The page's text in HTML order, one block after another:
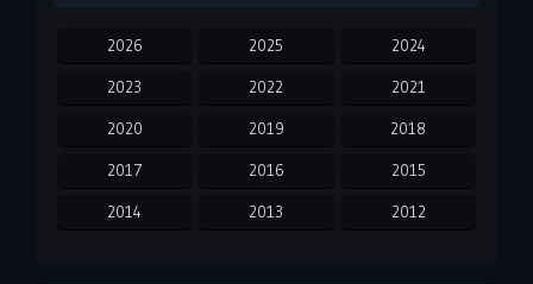
2026 2025 2024
2023 2022 2021
2020 2019 2018
2017 2016 2015
2014 2013 2012